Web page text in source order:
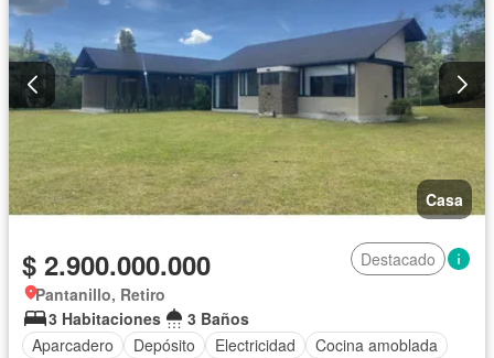
Casa
$ 2.900.000.000
Destacado
Pantanillo, Retiro
3 Habitaciones
3 Baños
Aparcadero
Depósito Electricidad
Cocina amoblada